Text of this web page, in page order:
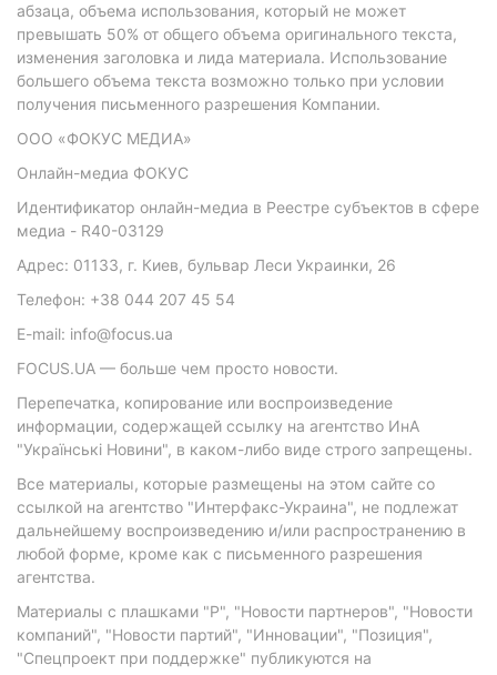
абзаца, объема использования, который не может
превышать 50% от общего объема оригинального текста,
изменения заголовка и лида материала. Использование
большего объема текста возможно только при условии
получения письменного разрешения Компании.
ООО «ФОКУС МЕДИА»
Онлайн-медиа ФОКУС
Идентификатор онлайн-медиа в Реестре субъектов в сфере
медиа - R40-03129
Адрес: 01133, г. Киев, бульвар Леси Украинки, 26
Телефон: +38 044 207 45 54
E-mail: info@focus.ua
FOCUS.UA — больше чем просто новости.
Перепечатка, копирование или воспроизведение
информации, содержащей ссылку на агентство ИнА
"Українські Новини", в каком-либо виде строго запрещены.
Все материалы, которые размещены на этом сайте со
ссылкой на агентство "Интерфакс-Украина", не подлежат
дальнейшему воспроизведению и/или распространению в
любой форме, кроме как с письменного разрешения
агентства.
Материалы с плашками "Р", "Новости партнеров", "Новости
компаний", "Новости партий", "Инновации", "Позиция",
"Спецпроект при поддержке" публикуются на